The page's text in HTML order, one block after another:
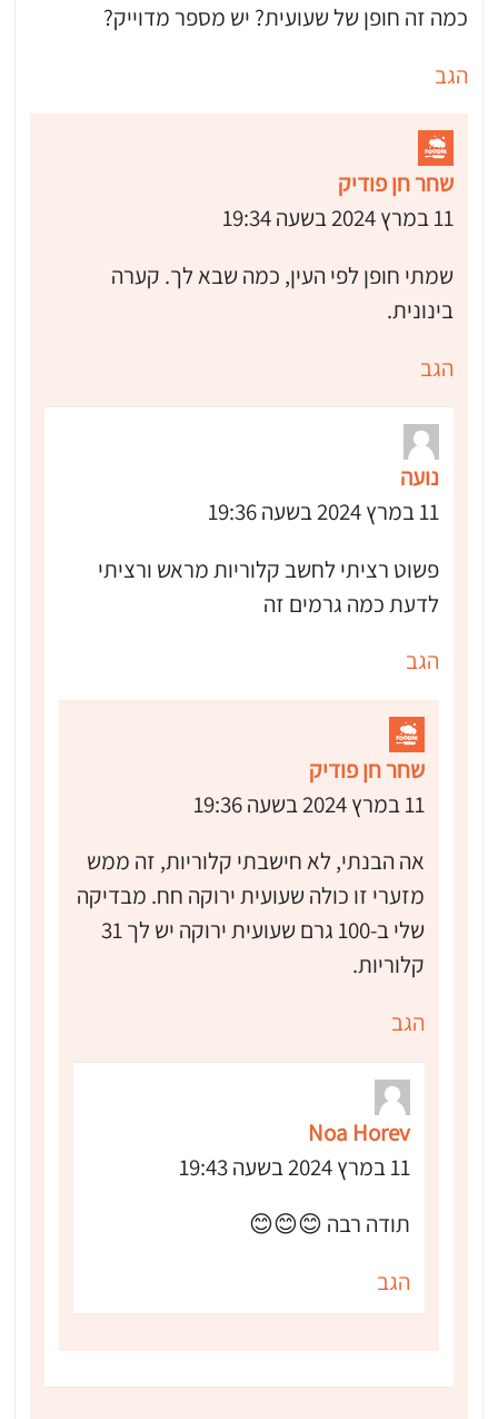
כמה זה חופן של שעועית? יש מספר מדוייק?
הגב
שחר חן פודיק
11 במרץ 2024 בשעה 19:34
שמתי חופן לפי העין, כמה שבא לך. קערה
בינונית.
הגב
נועה
11 במרץ 2024 בשעה 19:36
פשוט רציתי לחשב קלוריות מראש ורציתי
לדעת כמה גרמים זה
הגב
שחר חן פודיק
11 במרץ 2024 בשעה 19:36
אה הבנתי, לא חישבתי קלוריות, זה ממש
מזערי זו כולה שעועית ירוקה חח. מבדיקה
שלי ב-100 גרם שעועית ירוקה יש לך 31
קלוריות.
הגב
Noa Horev
11 במרץ 2024 בשעה 19:43
תודה רבה 😊😊😊
הגב